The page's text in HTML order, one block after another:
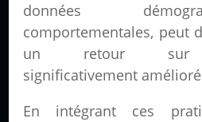
données
comportementales, peut
un retour sur
significativement
En intégrant ces